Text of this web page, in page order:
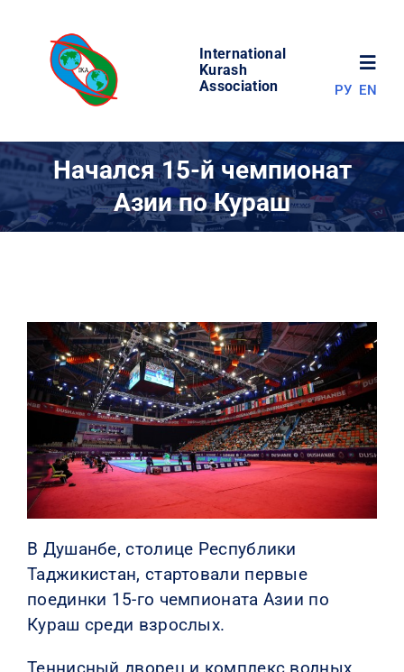
content
International
Kurash
Association
МИР КУРАША
РЕЗУЛЬТАТЫ
КОНТАКТЫ
РУ EN
Начался 15-й чемпионат
Азии по Кураш
В Душанбе, столице Республики
Таджикистан, стартовали первые
поединки 15-го чемпионата Азии по
Кураш среди взрослых.
Теннисный дворец и комплекс водных